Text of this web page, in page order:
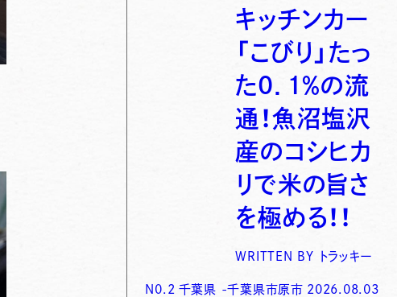
キッチンカー
「こびり」たっ
た0．1％の流
通！魚沼塩沢
産のコシヒカ
リで米の旨さ
を極める！！
WRITTEN BY トラッキー
N0. 2 千葉県 -千葉県市原市 2026.08.03